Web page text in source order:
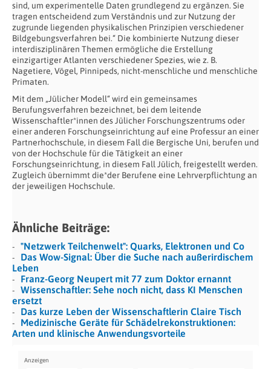
sind, um experimentelle Daten grundlegend zu ergänzen. Sie
tragen entscheidend zum Verständnis und zur Nutzung der
zugrunde liegenden physikalischen Prinzipien verschiedener
Bildgebungsverfahren bei.“ Die kombinierte Nutzung dieser
interdisziplinären Themen ermögliche die Erstellung
einzigartiger Atlanten verschiedener Spezies, wie z. B.
Nagetiere, Vögel, Pinnipeds, nicht-menschliche und menschliche
Primaten.
Mit dem „Jülicher Modell“ wird ein gemeinsames
Berufungsverfahren bezeichnet, bei dem leitende
Wissenschaftler*innen des Jülicher Forschungszentrums oder
einer anderen Forschungseinrichtung auf eine Professur an einer
Partnerhochschule, in diesem Fall die Bergische Uni, berufen und
von der Hochschule für die Tätigkeit an einer
Forschungseinrichtung, in diesem Fall Jülich, freigestellt werden.
Zugleich übernimmt die*der Berufene eine Lehrverpflichtung an
der jeweiligen Hochschule.
Ähnliche Beiträge:
"Netzwerk Teilchenwelt": Quarks, Elektronen und Co
Das Wow-Signal: Über die Suche nach außerirdischem
Leben
Franz-Georg Neupert mit 77 zum Doktor ernannt
Wissenschaftler: Sehe noch nicht, dass KI Menschen
ersetzt
Das kurze Leben der Wissenschaftlerin Claire Tisch
Medizinische Geräte für Schädelrekonstruktionen:
Arten und klinische Anwendungsvorteile